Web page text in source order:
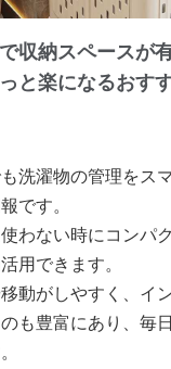
収納スペースが
と楽になるおす
洗濯物の管理をス
です。
わない時にコンパ
用できます。
動がしやすく、イ
も豊富にあり、毎